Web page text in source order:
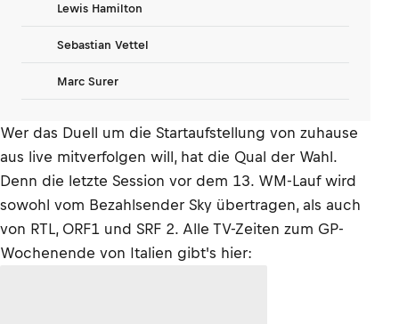
Lewis Hamilton
Sebastian Vettel
Marc Surer
Wer das Duell um die Startaufstellung von zuhause
aus live mitverfolgen will, hat die Qual der Wahl.
Denn die letzte Session vor dem 13. WM-Lauf wird
sowohl vom Bezahlsender Sky übertragen, als auch
von RTL, ORF1 und SRF 2. Alle TV-Zeiten zum GP-
Wochenende von Italien gibt's hier: